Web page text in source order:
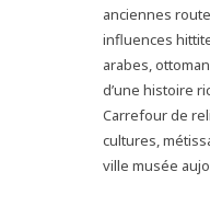
anciennes
influences
arabes,
d’une histoire
Carrefour de
cultures,
ville musée